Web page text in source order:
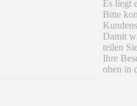
Es liegt
Bitte
Damit
teilen
Ihre
oben in